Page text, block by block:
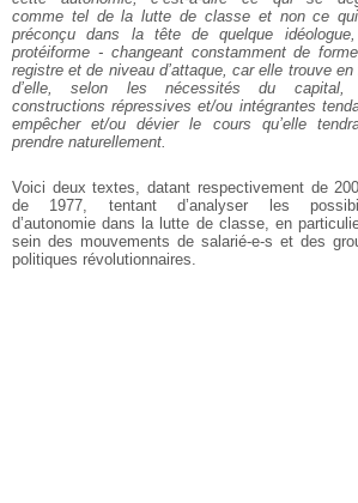
comme tel de la lutte de classe et non ce
préconçu dans la tête de quelque
protéiforme - changeant constamment de
registre et de niveau d’attaque, car elle trouve en
d’elle, selon les nécessités du capital,
constructions répressives et/ou intégrantes
empêcher et/ou dévier le cours qu’elle
prendre naturellement.
Voici deux textes, datant respectivement de
de 1977, tentant d’analyser les
d’autonomie dans la lutte de classe, en
sein des mouvements de salarié-e-s et des
politiques révolutionnaires.